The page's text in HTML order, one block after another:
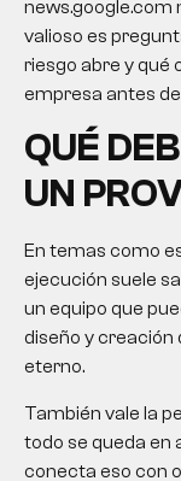
news.google.com
valioso es
riesgo abre y qué
empresa antes
QUÉ
UN
En temas como
ejecución suele
un equipo que
diseño y creación
eterno.
También vale la
todo se queda en
conecta eso con